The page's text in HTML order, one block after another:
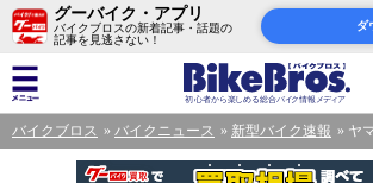
グーバイク・アプリ
バイクブロスの新着記事・話題の
記事を見逃さない！
ダ
バイクブロス バイクニュース 新型バイク速報 ヤ